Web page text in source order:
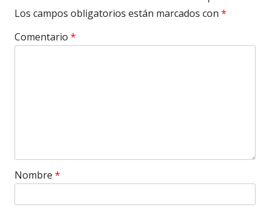
Los campos obligatorios están marcados con *
Comentario *
Nombre *